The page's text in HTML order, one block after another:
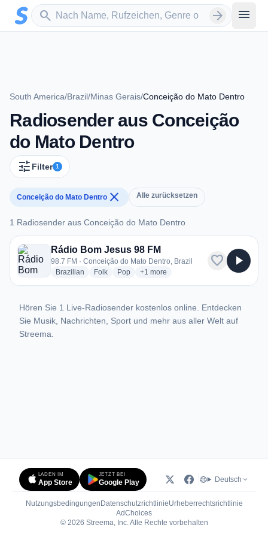
Zum Hauptinhalt springen
search
Sender suchen arrow_forward menu
South America/Brazil/Minas Gerais/Conceição do Mato Dentro
Radiosender aus Conceição
do Mato Dentro
tune Filter 1
Conceição do Mato Dentro close Alle zurücksetzen
1 Radiosender aus Conceição do Mato Dentro
1 Radiosender aus Conceição do Mato Dentro
Rádio Bom Jesus 98 FM
98.7 FM · Conceição do Mato Dentro, Brazil
Brazilian radio stations
Folkradio stations
Popradio stations
+1 more genres for Rádio Bom Jesus
more
favorite play_arrow
Hören Sie 1 Live-Radiosender kostenlos online. Entdecken
Sie Musik, Nachrichten, Sport und mehr aus aller Welt auf
Streema.
LADEN IM
App Store
JETZT BEI
Google Play Deutsch
Nutzungsbedingungen DatenschutzrichtlinieUrheberrechtsrichtlinie
AdChoices(öffnet in neuem Tab)
© 2026 Streema, Inc. Alle Rechte vorbehalten